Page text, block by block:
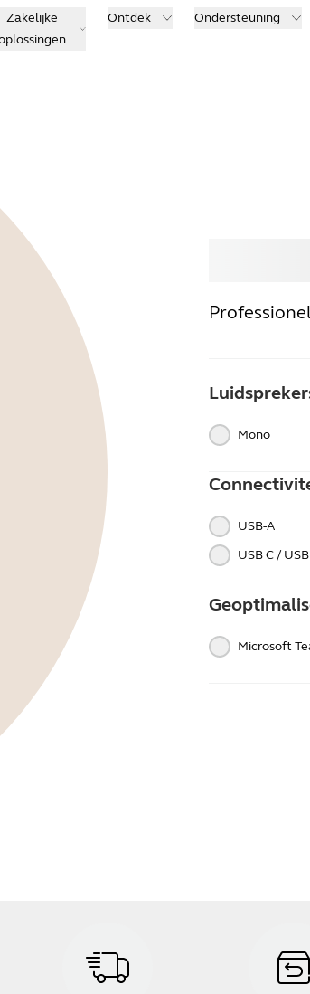
Zakelijke
Ontdek Ondersteuning
Mono
USB-A
USB C /
Microsoft